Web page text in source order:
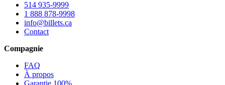
514 935-9999
1 888 878-9998
info@billets.ca
Contact
Compagnie
FAQ
À propos